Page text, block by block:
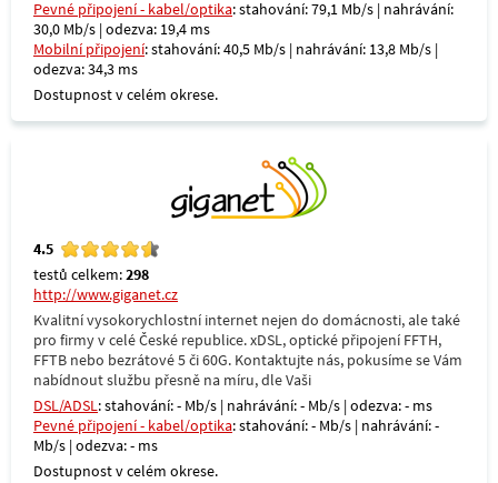
Pevné připojení - kabel/optika: stahování: 79,1 Mb/s | nahrávání:
30,0 Mb/s | odezva: 19,4 ms
Mobilní připojení: stahování: 40,5 Mb/s | nahrávání: 13,8 Mb/s |
odezva: 34,3 ms
Dostupnost v celém okrese.
4.5
testů celkem:298
http://www.giganet.cz
Kvalitní vysokorychlostní internet nejen do domácnosti, ale také
pro firmy v celé České republice. xDSL, optické připojení FFTH,
FFTB nebo bezrátové 5 či 60G. Kontaktujte nás, pokusíme se Vám
nabídnout službu přesně na míru, dle Vaši
DSL/ADSL: stahování: - Mb/s | nahrávání: - Mb/s | odezva: - ms
Pevné připojení - kabel/optika: stahování: - Mb/s | nahrávání: -
Mb/s | odezva: - ms
Dostupnost v celém okrese.